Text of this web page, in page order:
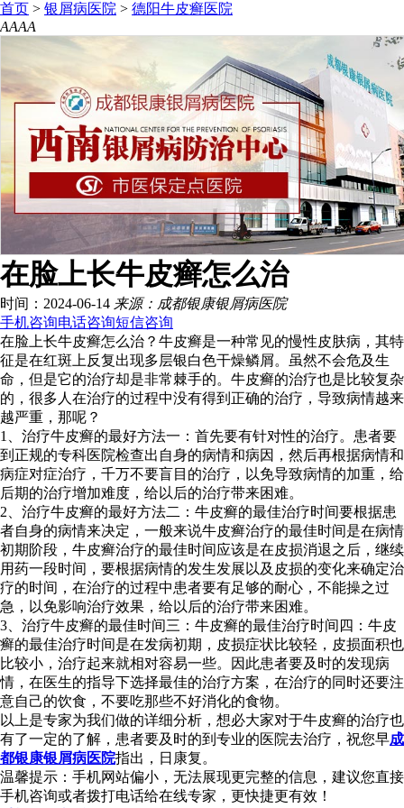
首页 > 银屑病医院 > 德阳牛皮癣医院
AAAA
在脸上长牛皮癣怎么治
时间：2024-06-14 来源：成都银康银屑病医院
手机咨询电话咨询短信咨询
在脸上长牛皮癣怎么治？牛皮癣是一种常见的慢性皮肤病，其特
征是在红斑上反复出现多层银白色干燥鳞屑。虽然不会危及生
命，但是它的治疗却是非常棘手的。牛皮癣的治疗也是比较复杂
的，很多人在治疗的过程中没有得到正确的治疗，导致病情越来
越严重，那呢？
1、治疗牛皮癣的最好方法一：首先要有针对性的治疗。患者要
到正规的专科医院检查出自身的病情和病因，然后再根据病情和
病症对症治疗，千万不要盲目的治疗，以免导致病情的加重，给
后期的治疗增加难度，给以后的治疗带来困难。
2、治疗牛皮癣的最好方法二：牛皮癣的最佳治疗时间要根据患
者自身的病情来决定，一般来说牛皮癣治疗的最佳时间是在病情
初期阶段，牛皮癣治疗的最佳时间应该是在皮损消退之后，继续
用药一段时间，要根据病情的发生发展以及皮损的变化来确定治
疗的时间，在治疗的过程中患者要有足够的耐心，不能操之过
急，以免影响治疗效果，给以后的治疗带来困难。
3、治疗牛皮癣的最佳时间三：牛皮癣的最佳治疗时间四：牛皮
癣的最佳治疗时间是在发病初期，皮损症状比较轻，皮损面积也
比较小，治疗起来就相对容易一些。因此患者要及时的发现病
情，在医生的指导下选择最佳的治疗方案，在治疗的同时还要注
意自己的饮食，不要吃那些不好消化的食物。
以上是专家为我们做的详细分析，想必大家对于牛皮癣的治疗也
有了一定的了解，患者要及时的到专业的医院去治疗，祝您早成
都银康银屑病医院指出，日康复。
温馨提示：手机网站偏小，无法展现更完整的信息，建议您直接
手机咨询或者拨打电话给在线专家，更快捷更有效！